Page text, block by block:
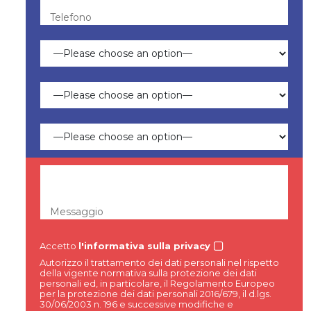
Telefono
Messaggio
Accetto l'informativa sulla privacy
Autorizzo il trattamento dei dati personali nel rispetto
della vigente normativa sulla protezione dei dati
personali ed, in particolare, il Regolamento Europeo
per la protezione dei dati personali 2016/679, il d.lgs.
30/06/2003 n. 196 e successive modifiche e